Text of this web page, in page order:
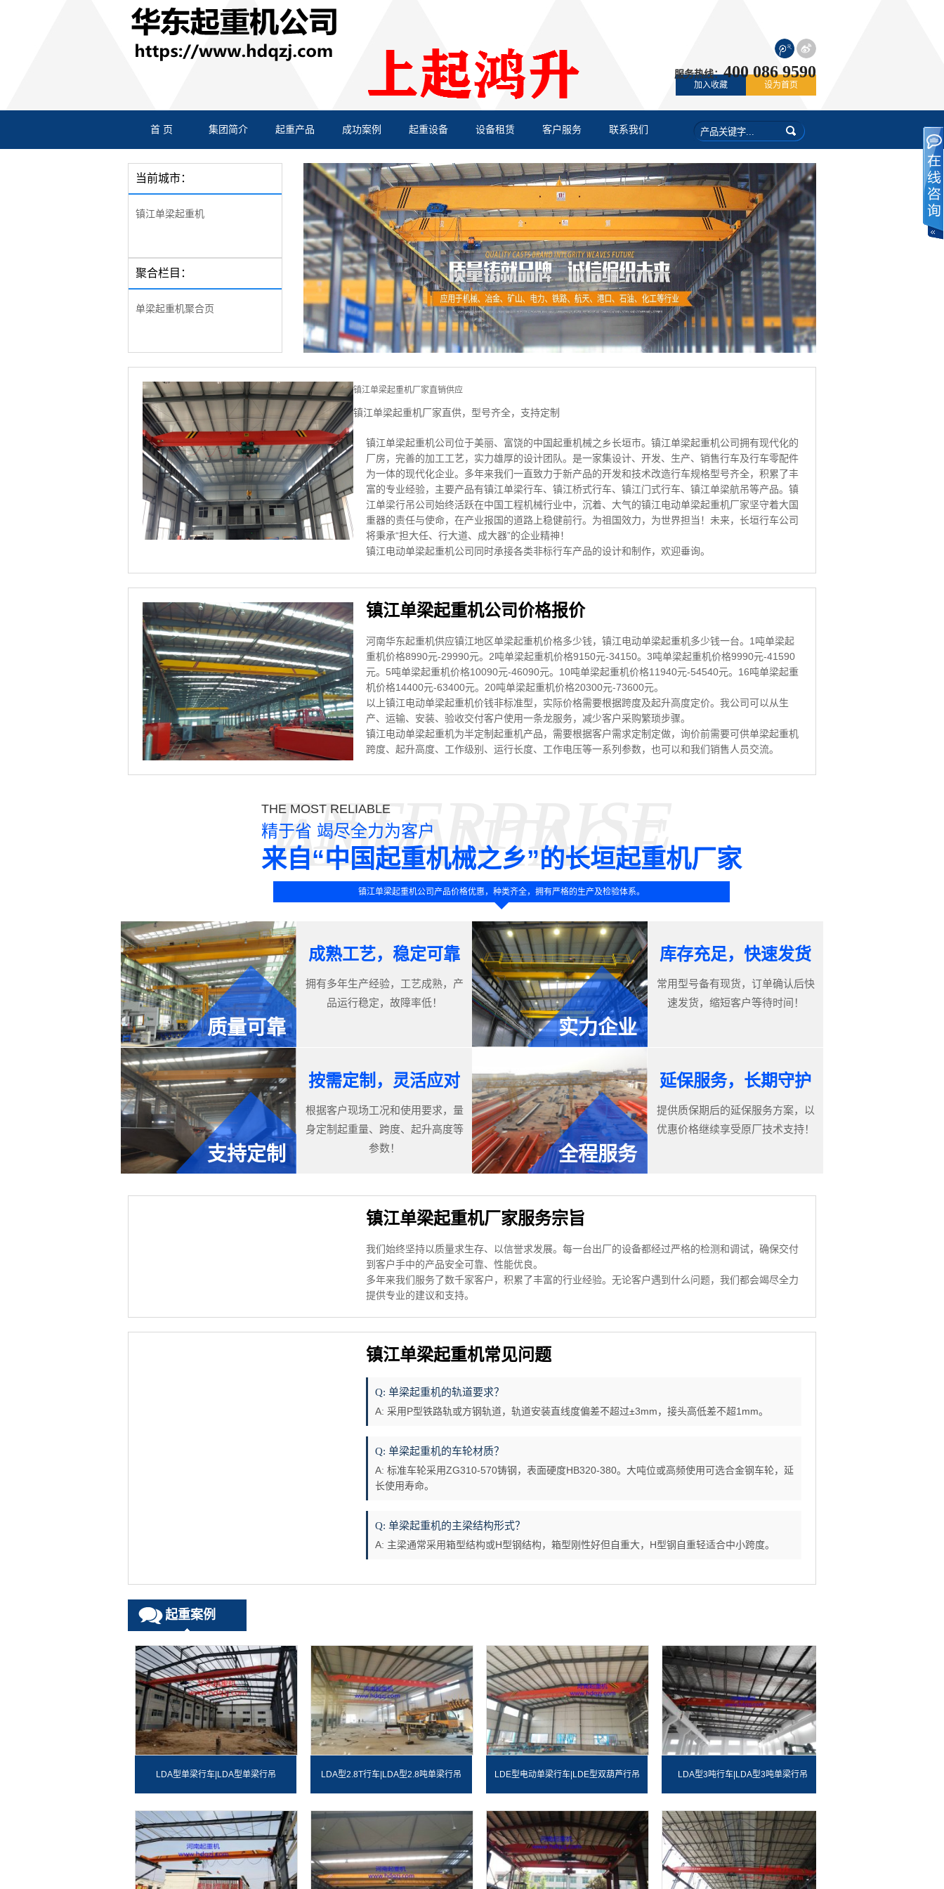
加入收藏 设为首页
服务热线：400 086 9590
首 页 集团简介 起重产品 成功案例 起重设备 设备租赁 客户服务 联系我们
当前城市：
镇江单梁起重机
聚合栏目：
单梁起重机聚合页
镇江单梁起重机厂家直销供应
镇江单梁起重机厂家直供，型号齐全，支持定制
镇江单梁起重机公司位于美丽、富饶的中国起重机械之乡长垣市。镇江单梁起重机公司拥有现代化的
厂房，完善的加工工艺，实力雄厚的设计团队。是一家集设计、开发、生产、销售行车及行车零配件
为一体的现代化企业。多年来我们一直致力于新产品的开发和技术改造行车规格型号齐全，积累了丰
富的专业经验，主要产品有镇江单梁行车、镇江桥式行车、镇江门式行车、镇江单梁航吊等产品。镇
江单梁行吊公司始终活跃在中国工程机械行业中，沉着、大气的镇江电动单梁起重机厂家坚守着大国
重器的责任与使命，在产业报国的道路上稳健前行。为祖国效力，为世界担当！未来，长垣行车公司
将秉承“担大任、行大道、成大器”的企业精神！
镇江电动单梁起重机公司同时承接各类非标行车产品的设计和制作，欢迎垂询。
镇江单梁起重机公司价格报价
河南华东起重机供应镇江地区单梁起重机价格多少钱，镇江电动单梁起重机多少钱一台。1吨单梁起
重机价格8990元-29990元。2吨单梁起重机价格9150元-34150。3吨单梁起重机价格9990元-41590
元。5吨单梁起重机价格10090元-46090元。10吨单梁起重机价格11940元-54540元。16吨单梁起重
机价格14400元-63400元。20吨单梁起重机价格20300元-73600元。
以上镇江电动单梁起重机价钱非标准型，实际价格需要根据跨度及起升高度定价。我公司可以从生
产、运输、安装、验收交付客户使用一条龙服务，减少客户采购繁琐步骤。
镇江电动单梁起重机为半定制起重机产品，需要根据客户需求定制定做，询价前需要可供单梁起重机
跨度、起升高度、工作级别、运行长度、工作电压等一系列参数，也可以和我们销售人员交流。
ENTERPRISE
ADVANTAGE
THE MOST RELIABLE
精于省 竭尽全力为客户
来自“中国起重机械之乡”的长垣起重机厂家
镇江单梁起重机公司产品价格优惠，种类齐全，拥有严格的生产及检验体系。
质量可靠
成熟工艺，稳定可靠
拥有多年生产经验，工艺成熟，产
品运行稳定，故障率低！
实力企业
库存充足，快速发货
常用型号备有现货，订单确认后快
速发货，缩短客户等待时间！
支持定制
按需定制，灵活应对
根据客户现场工况和使用要求，量
身定制起重量、跨度、起升高度等
参数！
全程服务
延保服务，长期守护
提供质保期后的延保服务方案，以
优惠价格继续享受原厂技术支持！
镇江单梁起重机厂家服务宗旨
我们始终坚持以质量求生存、以信誉求发展。每一台出厂的设备都经过严格的检测和调试，确保交付
到客户手中的产品安全可靠、性能优良。
多年来我们服务了数千家客户，积累了丰富的行业经验。无论客户遇到什么问题，我们都会竭尽全力
提供专业的建议和支持。
镇江单梁起重机常见问题
Q: 单梁起重机的轨道要求？
A: 采用P型铁路轨或方钢轨道，轨道安装直线度偏差不超过±3mm，接头高低差不超1mm。
Q: 单梁起重机的车轮材质？
A: 标准车轮采用ZG310-570铸钢，表面硬度HB320-380。大吨位或高频使用可选合金钢车轮，延
长使用寿命。
Q: 单梁起重机的主梁结构形式？
A: 主梁通常采用箱型结构或H型钢结构，箱型刚性好但自重大，H型钢自重轻适合中小跨度。
起重案例
LDA型单梁行车|LDA型单梁行吊 LDA型2.8T行车|LDA型2.8吨单梁行吊 LDE型电动单梁行车|LDE型双葫芦行吊 LDA型3吨行车|LDA型3吨单梁行吊